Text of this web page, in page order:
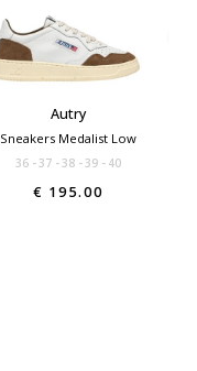
Autry
Sneakers Medalist Low
36 37 38 39 40
€ 195.00